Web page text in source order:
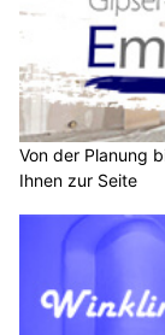
Von der Planung
Ihnen zur Seite